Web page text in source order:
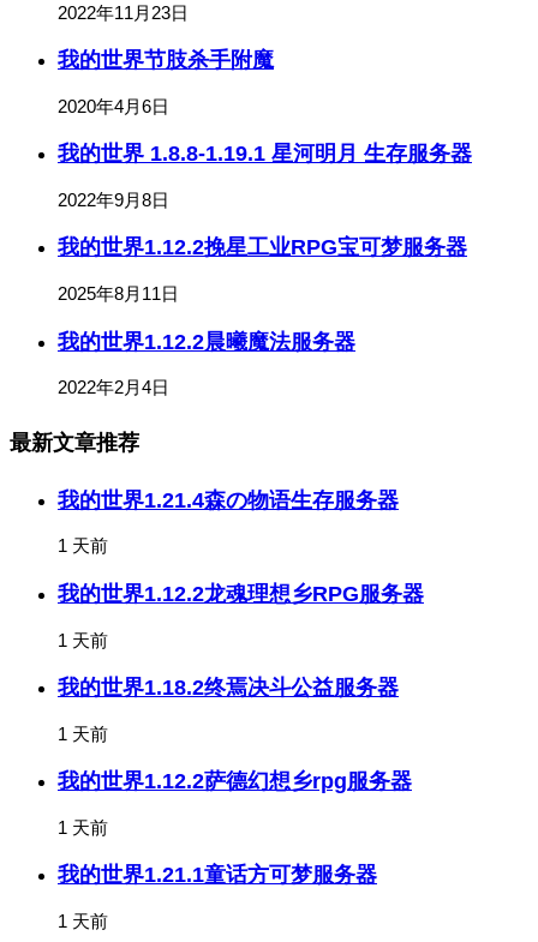
2022年11月23日
我的世界节肢杀手附魔
2020年4月6日
我的世界 1.8.8-1.19.1 星河明月 生存服务器
2022年9月8日
我的世界1.12.2挽星工业RPG宝可梦服务器
2025年8月11日
我的世界1.12.2晨曦魔法服务器
2022年2月4日
最新文章推荐
我的世界1.21.4森の物语生存服务器
1 天前
我的世界1.12.2龙魂理想乡RPG服务器
1 天前
我的世界1.18.2终焉决斗公益服务器
1 天前
我的世界1.12.2萨德幻想乡rpg服务器
1 天前
我的世界1.21.1童话方可梦服务器
1 天前